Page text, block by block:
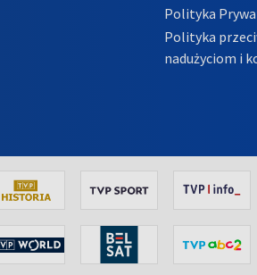
Polityka
Polityka
nadużyciom i